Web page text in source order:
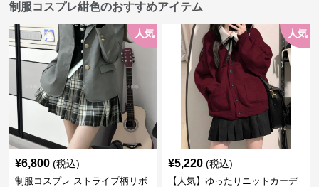
制服コスプレ紺色のおすすめアイテム
人気
¥6,800 (税込)
制服コスプレ ストライプ柄リボ
人気
¥5,220 (税込)
【人気】ゆったりニットカーデ